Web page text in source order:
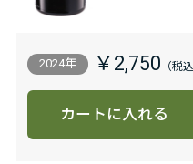
2024年 ￥2,750
カートに入れる